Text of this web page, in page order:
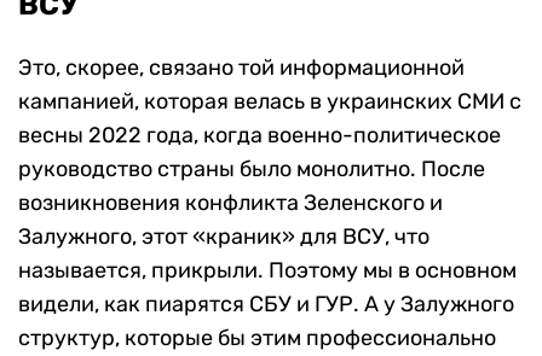
Это, скорее, связано той информационной
кампанией, которая велась в украинских СМИ с
весны 2022 года, когда военно-политическое
руководство страны было монолитно. После
возникновения конфликта Зеленского и
Залужного, этот «краник» для ВСУ, что
называется, прикрыли. Поэтому мы в основном
видели, как пиарятся СБУ и ГУР. А у Залужного
структур, которые бы этим профессионально